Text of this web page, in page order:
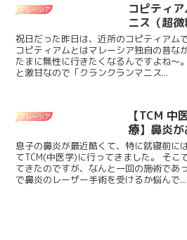
マレーシア
コピティ
ニス（超
祝日だった昨日は、近所のコピティアム
コピティアムとはマレーシア独自の昔な
たまに無性に行きたくなるんですよね〜
と激甘なので「クランクランマニス...
マレーシア
【TCM 中
療】鼻炎
息子の鼻炎が最近酷くて、特に就寝前に
てTCM(中医学)に行ってきました。 そこ
てきたのですが、なんと一回の施術であ
で鼻炎のレーザー手術を受けるか悩んで...